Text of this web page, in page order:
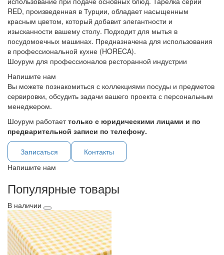
RED, произведенная в Турции, обладает насыщенным
красным цветом, который добавит элегантности и
изысканности вашему столу. Подходит для мытья в
посудомоечных машинах. Предназначена для использования
в профессиональной кухне (HORECA).
Шоурум для профессионалов ресторанной индустрии
Напишите нам
Вы можете познакомиться с коллекциями посуды и предметов
сервировки, обсудить задачи вашего проекта с персональным
менеджером.
Шоурум работаеттолько с юридическими лицами и по
предварительной записи по телефону.
Записаться
Контакты
Напишите нам
Популярные товары
В наличии